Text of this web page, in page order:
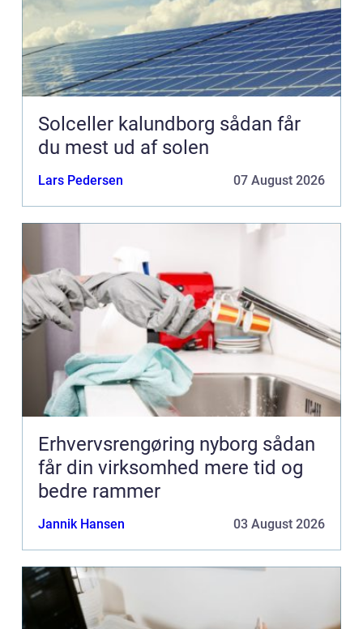
Solceller kalundborg sådan får
du mest ud af solen
Lars Pedersen 07 August 2026
Erhvervsrengøring nyborg sådan
får din virksomhed mere tid og
bedre rammer
Jannik Hansen 03 August 2026